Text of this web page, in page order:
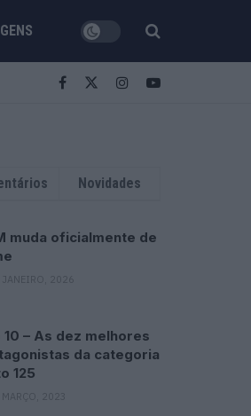
Novidades
muda oficialmente de
JANEIRO, 2026
10 – As dez melhores
da categoria
125
MARÇO, 2023